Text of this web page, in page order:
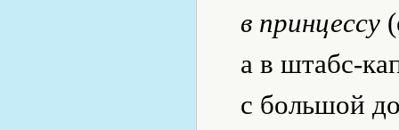
в принцессу
а в штабс-
с большой